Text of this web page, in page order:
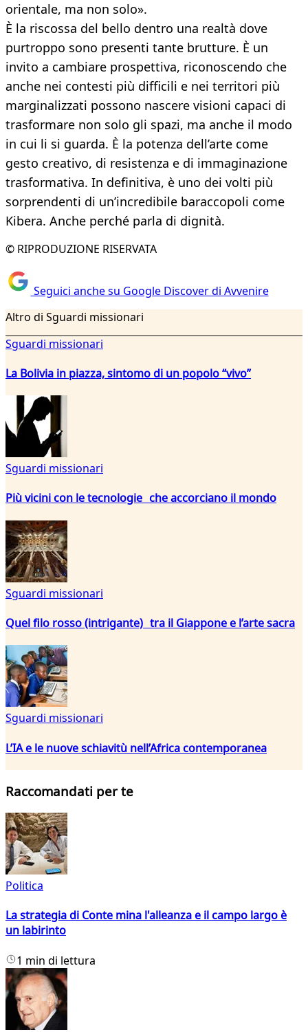
orientale, ma non solo».
È la riscossa del bello dentro una realtà dove
purtroppo sono presenti tante brutture. È un
invito a cambiare prospettiva, riconoscendo che
anche nei contesti più difficili e nei territori più
marginalizzati possono nascere visioni capaci di
trasformare non solo gli spazi, ma anche il modo
in cui li si guarda. È la potenza dell’arte come
gesto creativo, di resistenza e di immaginazione
trasformativa. In definitiva, è uno dei volti più
sorprendenti di un’incredibile baraccopoli come
Kibera. Anche perché parla di dignità.
© RIPRODUZIONE RISERVATA
Seguici anche su Google Discover di Avvenire
Altro di Sguardi missionari
Sguardi missionari
La Bolivia in piazza, sintomo di un popolo “vivo”
Sguardi missionari
Più vicini con le tecnologie che accorciano il mondo
Sguardi missionari
Quel filo rosso (intrigante) tra il Giappone e l’arte sacra
Sguardi missionari
L’IA e le nuove schiavitù nell’Africa contemporanea
Raccomandati per te
Politica
La strategia di Conte mina l'alleanza e il campo largo è
un labirinto
1 min di lettura